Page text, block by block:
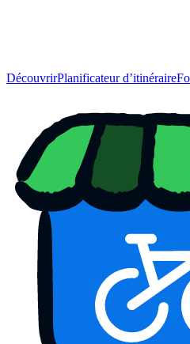
DécouvrirPlanificateur d’itinéraire